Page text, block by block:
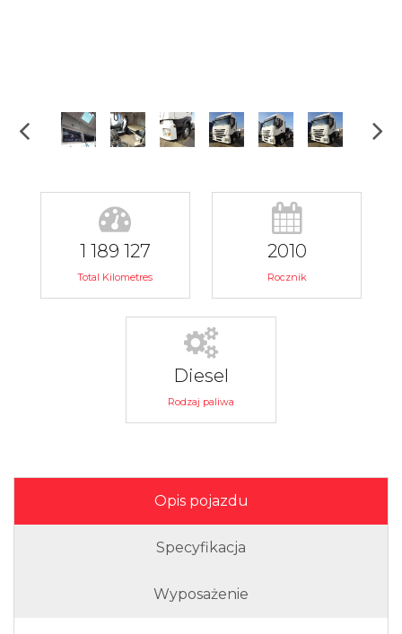
1 189 127
Total Kilometres
2010
Rocznik
Diesel
Rodzaj paliwa
Opis pojazdu
Specyfikacja
Wyposażenie